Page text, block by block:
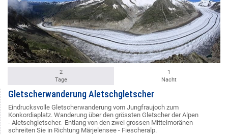
2
Tage
1
Nacht
Gletscherwanderung Aletschgletscher
Eindrucksvolle Gletscherwanderung vom Jungfraujoch zum
Konkordiaplatz. Wanderung über den grössten Gletscher der Alpen
- Aletschgletscher. Entlang von den zwei grossen Mittelmoränen
schreiten Sie in Richtung Märjelensee - Fiescheralp.